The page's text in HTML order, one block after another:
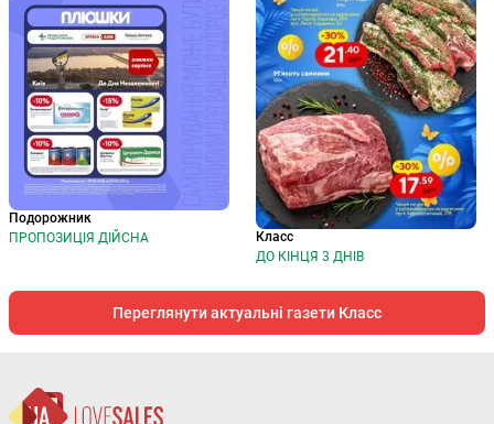
Подорожник
ПРОПОЗИЦІЯ ДІЙСНА
Класс
ДО КІНЦЯ 3 ДНІВ
Переглянути актуальні газети Класс